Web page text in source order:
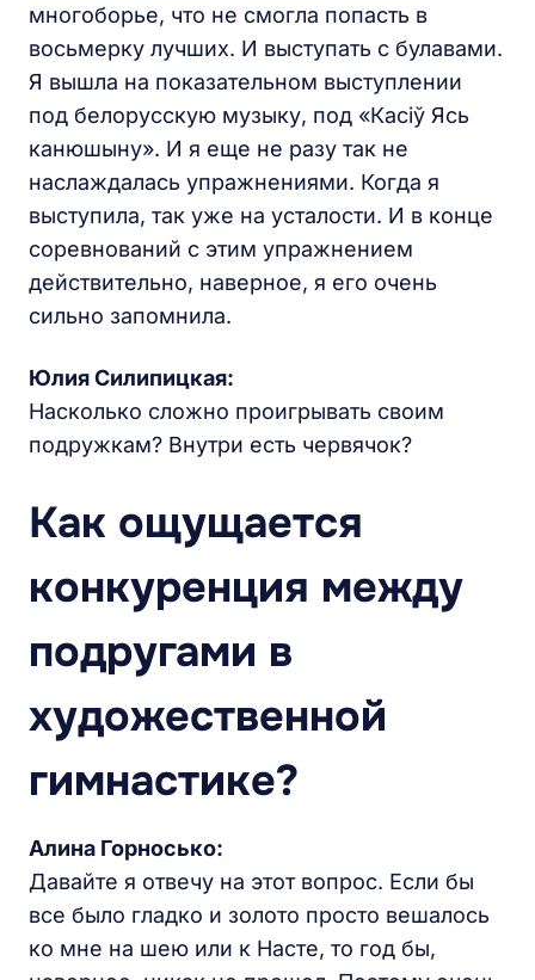
многоборье, что не смогла попасть в
восьмерку лучших. И выступать с булавами.
Я вышла на показательном выступлении
под белорусскую музыку, под «Касіў Ясь
канюшыну». И я еще не разу так не
наслаждалась упражнениями. Когда я
выступила, так уже на усталости. И в конце
соревнований с этим упражнением
действительно, наверное, я его очень
сильно запомнила.
Юлия Силипицкая:
Насколько сложно проигрывать своим
подружкам? Внутри есть червячок?
Как ощущается
конкуренция между
подругами в
художественной
гимнастике?
Алина Горносько:
Давайте я отвечу на этот вопрос. Если бы
все было гладко и золото просто вешалось
ко мне на шею или к Насте, то год бы,